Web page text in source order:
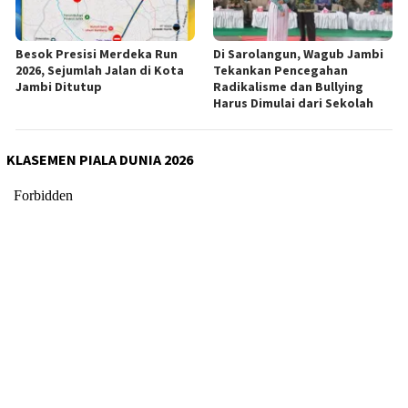
Besok Presisi Merdeka Run
2026, Sejumlah Jalan di Kota
Jambi Ditutup
Di Sarolangun, Wagub Jambi
Tekankan Pencegahan
Radikalisme dan Bullying
Harus Dimulai dari Sekolah
KLASEMEN PIALA DUNIA 2026